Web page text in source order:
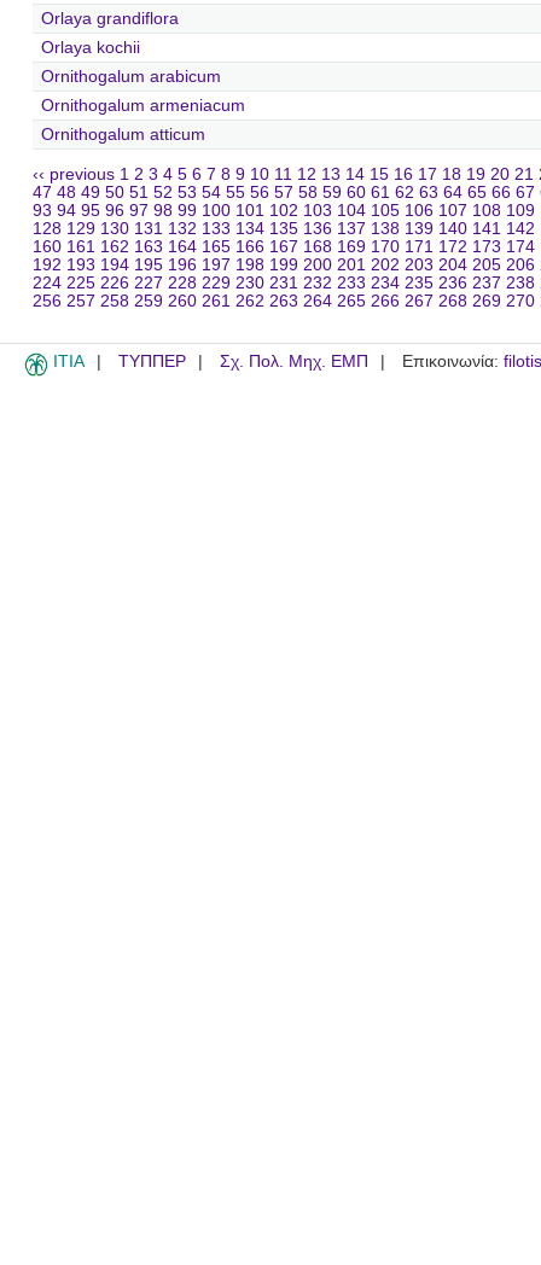
Orlaya grandiflora
Orlaya kochii
Ornithogalum arabicum
Ornithogalum armeniacum
Ornithogalum atticum
‹‹ previous 1 2 3 4 5 6 7 8 9 10 11 12 13 14 15 16 17 18 19 20 21
47 48 49 50 51 52 53 54 55 56 57 58 59 60 61 62 63 64 65 66 67
93 94 95 96 97 98 99 100 101 102 103 104 105 106 107 108 109
128 129 130 131 132 133 134 135 136 137 138 139 140 141 142
160 161 162 163 164 165 166 167 168 169 170 171 172 173 174
192 193 194 195 196 197 198 199 200 201 202 203 204 205 206
224 225 226 227 228 229 230 231 232 233 234 235 236 237 238
256 257 258 259 260 261 262 263 264 265 266 267 268 269 270
ITIA ΤΥΠΠΕΡ Σχ. Πολ. Μηχ. ΕΜΠ Επικοινωνία: